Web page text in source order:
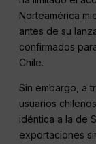
Norteamérica
antes de su
confirmados
Chile.
Sin embargo, a
usuarios
idéntica a la de
exportaciones